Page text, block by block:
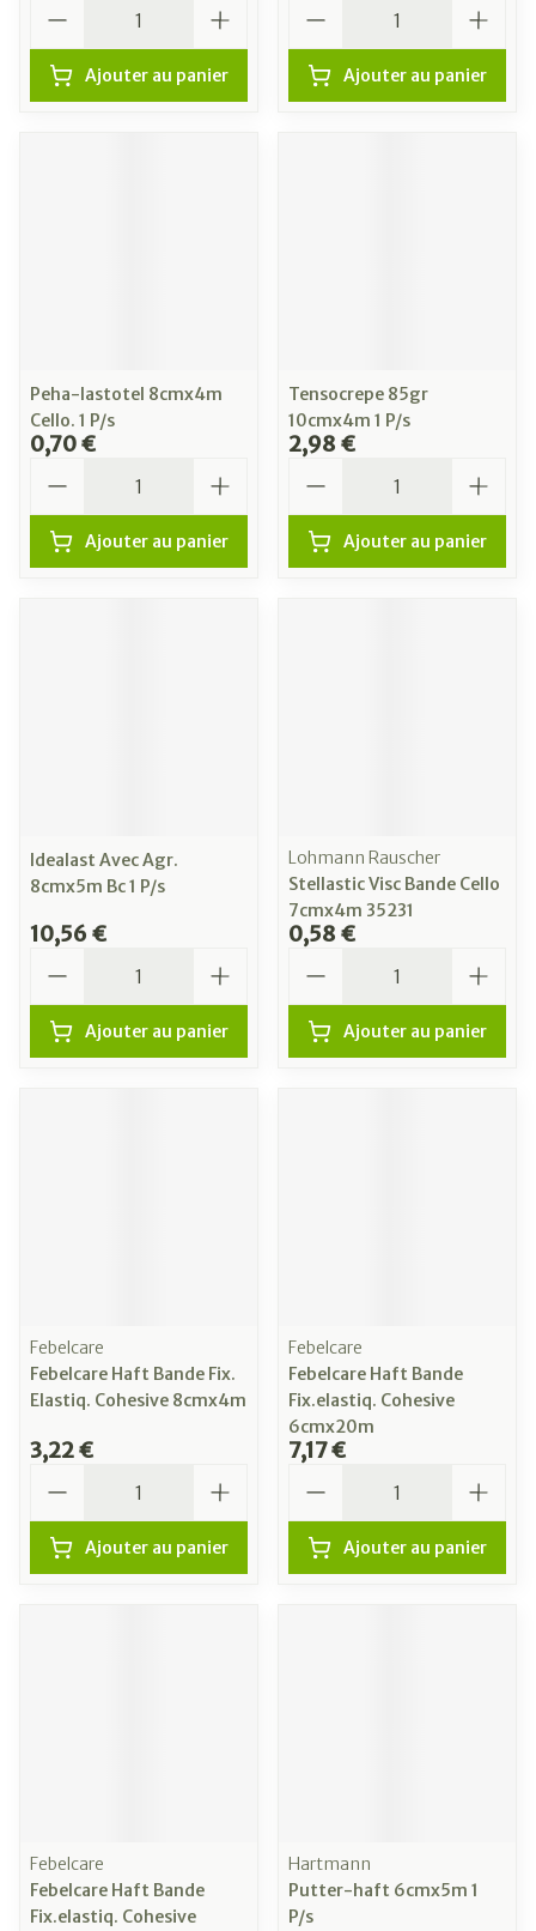
Ajouter au panier Ajouter au panier
Peha-lastotel 8cmx4m
Cello. 1 P/s
0,70 €
Ajouter au panier
Tensocrepe 85gr
10cmx4m 1 P/s
2,98 €
Ajouter au panier
Idealast Avec Agr.
8cmx5m Bc 1 P/s
10,56 €
Ajouter au panier
Lohmann Rauscher
Stellastic Visc Bande Cello
7cmx4m 35231
0,58 €
Ajouter au panier
Febelcare
Febelcare Haft Bande Fix.
Elastiq. Cohesive 8cmx4m
3,22 €
Ajouter au panier
Febelcare
Febelcare Haft Bande
Fix.elastiq. Cohesive
6cmx20m
7,17 €
Ajouter au panier
Febelcare
Febelcare Haft Bande
Fix.elastiq. Cohesive
Hartmann
Putter-haft 6cmx5m 1
P/s